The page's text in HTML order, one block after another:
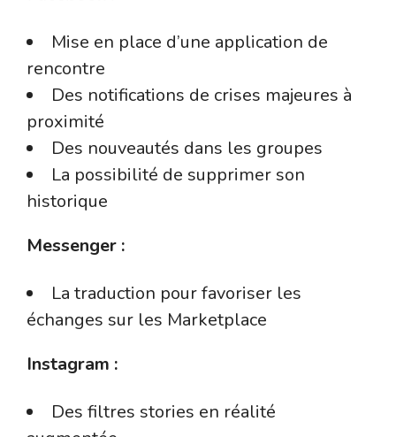
Mise en place d’une application de
rencontre
Des notifications de crises majeures à
proximité
Des nouveautés dans les groupes
La possibilité de supprimer son
historique
Messenger :
La traduction pour favoriser les
échanges sur les Marketplace
Instagram :
Des filtres stories en réalité